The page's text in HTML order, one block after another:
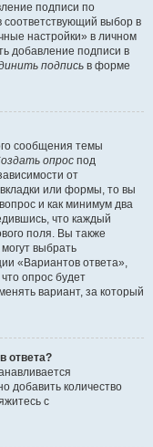
подписи по
выбор в
настройки» в личном
добавление подписи в
подпись в форме
сообщения темы
опрос под
от
или формы, то вы
и как минимум два
что каждый
поля. Вы также
выбрать
«Вариантов ответа»,
опрос будет
вариант, за который
ответа?
добавить количество
с